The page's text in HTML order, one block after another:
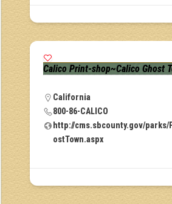
Calico Print-shop~Calico Ghost
California
800-86-CALICO
http://cms.sbcounty.gov/parks/
ostTown.aspx